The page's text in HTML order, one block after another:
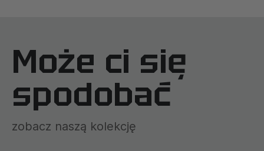
Może ci się
spodobać
zobacz naszą kolekcję